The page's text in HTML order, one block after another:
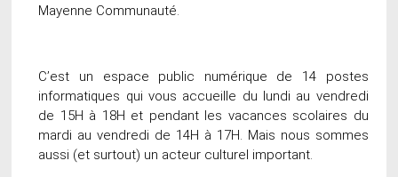
Mayenne Communauté.
C’est un espace public numérique de 14 postes
informatiques qui vous accueille du lundi au vendredi
de 15H à 18H et pendant les vacances scolaires du
mardi au vendredi de 14H à 17H. Mais nous sommes
aussi (et surtout) un acteur culturel important.